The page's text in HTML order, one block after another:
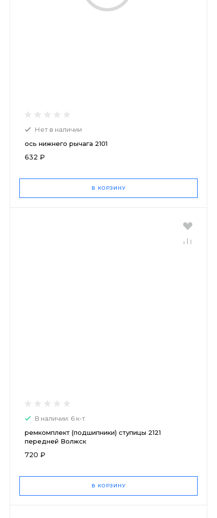
Нет в наличии
ось нижнего рычага 2101
632 ₽
В КОРЗИНУ
В наличии: 6 к-т.
ремкомплект (подшипники) ступицы 2121
передней Волжск
720 ₽
В КОРЗИНУ